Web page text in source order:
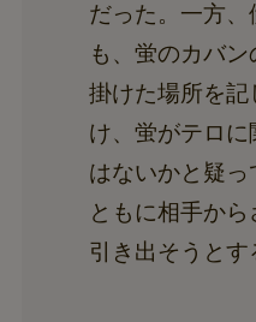
だった。一方
も、蛍のカバ
掛けた場所を
け、蛍がテロ
はないかと疑っ
ともに相手か
引き出そうと